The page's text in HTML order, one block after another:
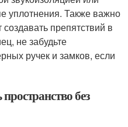
уплотнения. Также важно
препятствий в
не забудьте
ручек и замков, если
без